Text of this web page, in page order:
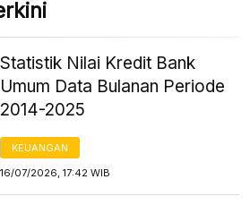
Statistik Nilai Kredit Bank
Umum Data Bulanan Periode
2014-2025
KEUANGAN
16/07/2026, 17:42 WIB